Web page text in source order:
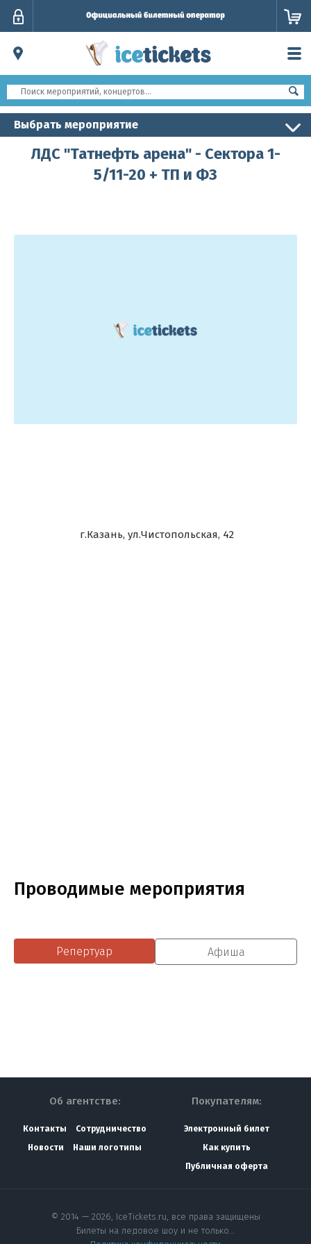
Выбрать мероприятие
ЛДС "Татнефть арена" - Сектора 1-
5/11-20 + ТП и ФЗ
г.Казань, ул.Чистопольская, 42
Проводимые мероприятия
Репертуар Афиша
Об агентстве:
Контакты
Сотрудничество
Новости
Наши логотипы
Покупателям:
Электронный билет
Как купить
Публичная оферта
© 2014 — 2026, IceTickets.ru, все права защищены
Билеты на ледовое шоу и не только…